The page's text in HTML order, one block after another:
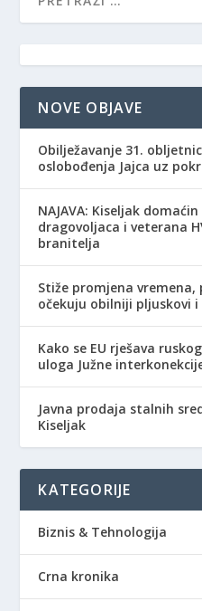
NOVE OBJAVE
Obilježavanje 31.
oslobođenja Jajca uz
NAJAVA: Kiseljak
dragovoljaca i veterana
branitelja
Stiže promjena
očekuju obilniji pljuskovi
Kako se EU rješava
uloga Južne
Javna prodaja stalnih
Kiseljak
KATEGORIJE
Biznis & Tehnologija
Crna kronika